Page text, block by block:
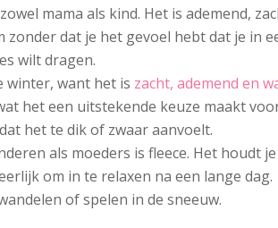
mama als kind. Het is ademend,
dat je het gevoel hebt dat je in
wilt dragen.
winter, want het is zacht, ademend en
het een uitstekende keuze maakt
het te dik of zwaar aanvoelt.
als moeders is fleece. Het houdt je
om in te relaxen na een lange dag.
of spelen in de sneeuw.